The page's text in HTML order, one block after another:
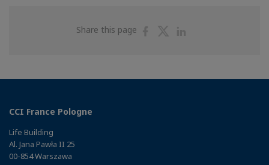
Share this page
ShareShare
CCI France Pologne
Life Building
Al. Jana Pawła II 25
00-854 Warszawa